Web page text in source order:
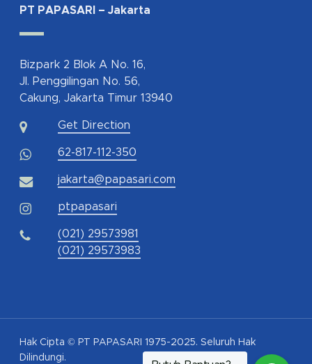
PT PAPASARI – Jakarta
Bizpark 2 Blok A No. 16,
Jl. Penggilingan No. 56,
Cakung, Jakarta Timur 13940
Get Direction
62-817-112-350
jakarta@papasari.com
ptpapasari
(021) 29573981
(021) 29573983
Hak Cipta © PT PAPASARI 1975-2025. Seluruh Hak
Dilindungi.